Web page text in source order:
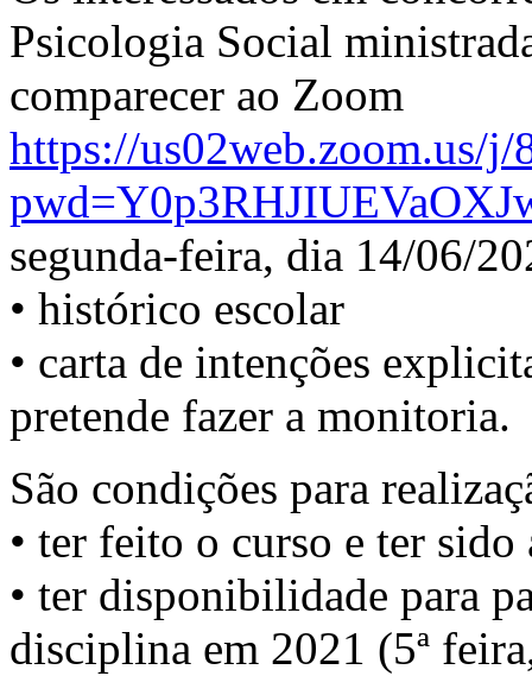
Psicologia Social
comparecer ao Zoom
https://us02web.zoom.us/j/
segunda-feira, dia 14/06/
• histórico escolar
• carta de intenções
pretende fazer a monitoria.
São condições para
• ter feito o curso e ter
• ter disponibilidade para
disciplina em 2021 (5ª